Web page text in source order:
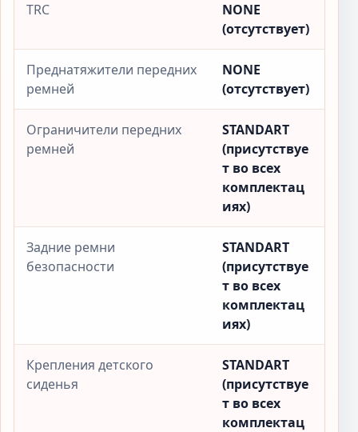
TRC
NONE
(отсутствует)
Преднатяжители передних
ремней
NONE
(отсутствует)
Ограничители передних
ремней
STANDART
(присутствуе
т во всех
комплектац
иях)
Задние ремни
безопасности
STANDART
(присутствуе
т во всех
комплектац
иях)
Крепления детского
сиденья
STANDART
(присутствуе
т во всех
комплектац